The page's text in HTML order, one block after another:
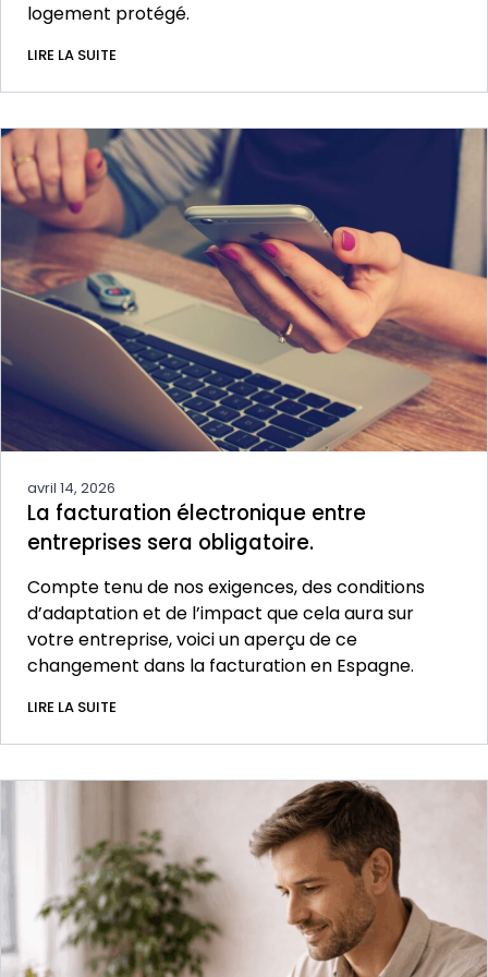
logement protégé.
LIRE LA SUITE
avril 14, 2026
La facturation électronique entre
entreprises sera obligatoire.
Compte tenu de nos exigences, des conditions
d’adaptation et de l’impact que cela aura sur
votre entreprise, voici un aperçu de ce
changement dans la facturation en Espagne.
LIRE LA SUITE